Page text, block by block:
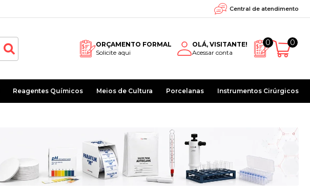
Central de atendimento
ORÇAMENTO FORMAL
Solicite aqui
OLÁ, VISITANTE!
Acessar conta
0 0
Reagentes Químicos Meios de Cultura Porcelanas Instrumentos Cirúrgicos